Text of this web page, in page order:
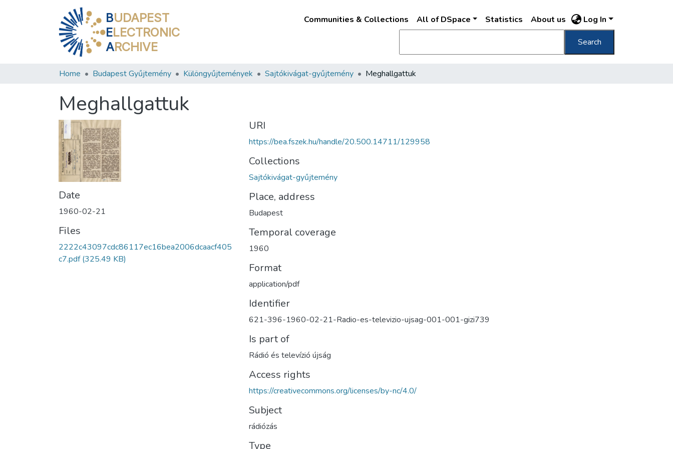
BUDAPEST
ELECTRONIC
ARCHIVE
Communities & Collections All of DSpace Statistics About us Log In
Search
Home Budapest Gyűjtemény Különgyűjtemények Sajtókivágat-gyűjtemény Meghallgattuk
Meghallgattuk
Date
1960-02-21
Files
2222c43097cdc86117ec16bea2006dcaacf405
c7.pdf(325.49 KB)
URI
https://bea.fszek.hu/handle/20.500.14711/129958
Collections
Sajtókivágat-gyűjtemény
Place, address
Budapest
Temporal coverage
1960
Format
application/pdf
Identifier
621-396-1960-02-21-Radio-es-televizio-ujsag-001-001-gizi739
Is part of
Rádió és televízió újság
Access rights
https://creativecommons.org/licenses/by-nc/4.0/
Subject
rádiózás
Type